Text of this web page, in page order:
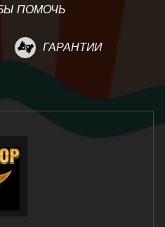
ПОМОЧЬ
ГАРАНТИИ